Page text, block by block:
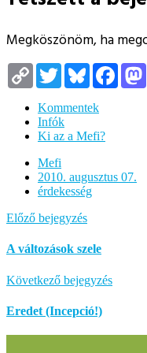
Megköszönöm, ha
Copy
Link
TwitterBluesky
Kommentek
Infók
Ki az a Mefi?
Mefi
2010. augusztus 07.
érdekesség
Előző bejegyzés
A változások szele
Következő bejegyzés
Eredet (Incepció!)